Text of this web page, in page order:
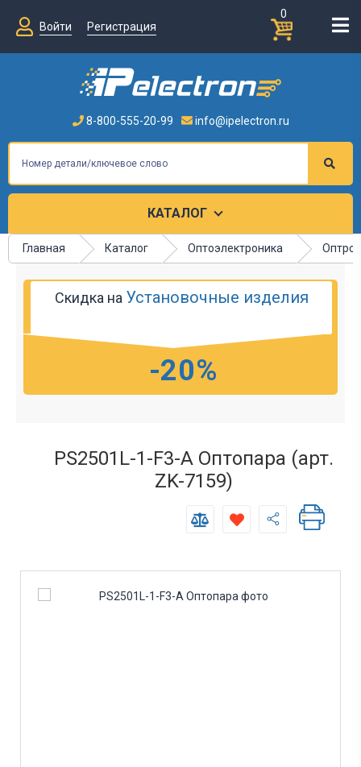
0
Войти
Регистрация
8-800-555-20-99 info@ipelectron.ru
КАТАЛОГ
Главная Каталог Оптоэлектроника
Скидка на Установочные изделия
-20%
PS2501L-1-F3-A Оптопара (арт.
ZK-7159)